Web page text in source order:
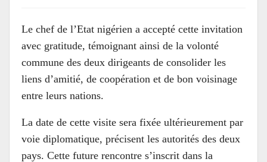
Le chef de l’Etat nigérien a accepté cette invitation
avec gratitude, témoignant ainsi de la volonté
commune des deux dirigeants de consolider les
liens d’amitié, de coopération et de bon voisinage
entre leurs nations.
La date de cette visite sera fixée ultérieurement par
voie diplomatique, précisent les autorités des deux
pays. Cette future rencontre s’inscrit dans la